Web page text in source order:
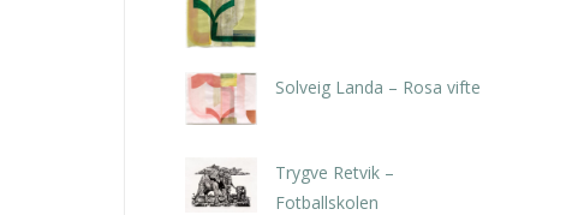
Solveig Landa – Rosa vifte
Trygve Retvik –
Fotballskolen